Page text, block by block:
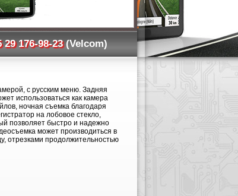
29 176-98-23(Velcom)
с русским меню. Задняя
использоваться как камера
ночная съемка благодаря
на лобовое стекло,
позволяет быстро и надежно
может производиться в
отрезками продолжительностью